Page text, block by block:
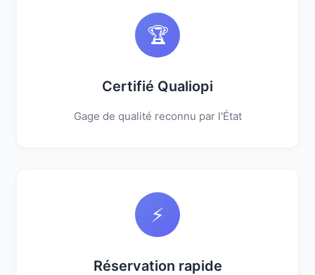
🏆
Certifié Qualiopi
Gage de qualité reconnu par l'État
⚡
Réservation rapide